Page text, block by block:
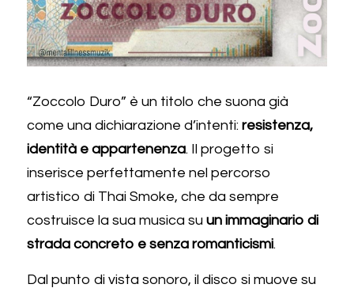
“Zoccolo Duro” è un titolo che suona già
come una dichiarazione d’intenti: resistenza,
identità e appartenenza. Il progetto si
inserisce perfettamente nel percorso
artistico di Thai Smoke, che da sempre
costruisce la sua musica su un immaginario di
strada concreto e senza romanticismi.
Dal punto di vista sonoro, il disco si muove su